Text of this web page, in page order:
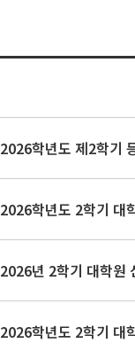
2026학년도 제2학기
2026학년도 2학기 대
2026년 2학기 대학원
2026학년도 2학기 대